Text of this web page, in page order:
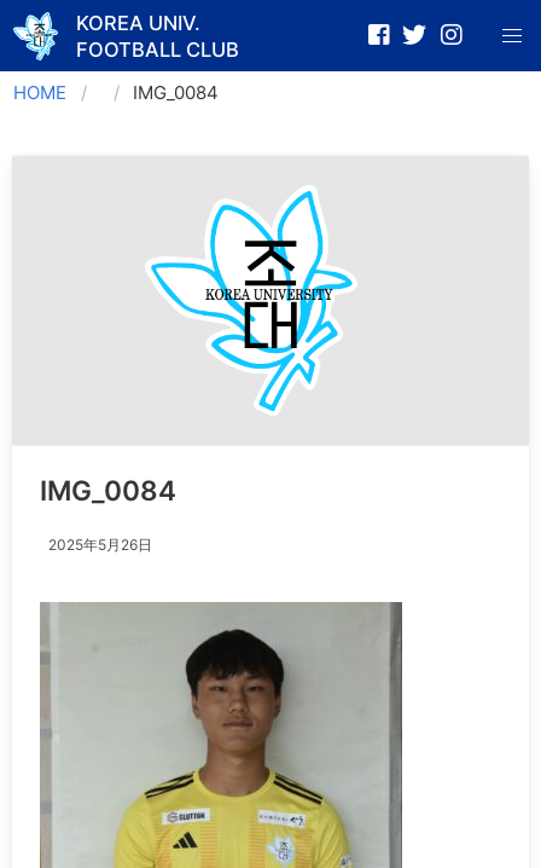
Skip
to
KOREA UNIV.
FOOTBALL CLUB
HOME IMG_0084
IMG_0084
2025年5月26日